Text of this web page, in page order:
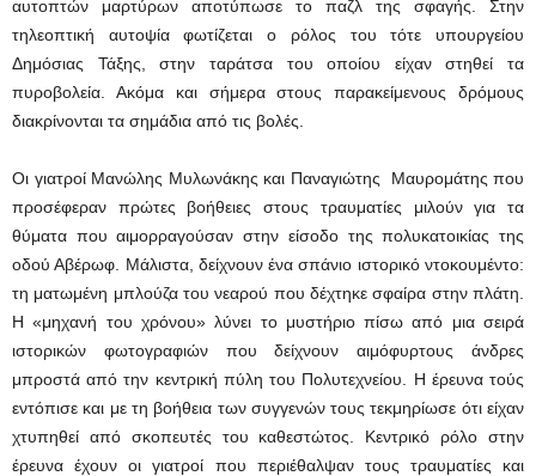
αυτοπτών μαρτύρων αποτύπωσε το παζλ της σφαγής. Στην
τηλεοπτική αυτοψία φωτίζεται ο ρόλος του τότε υπουργείου
Δημόσιας Τάξης, στην ταράτσα του οποίου είχαν στηθεί τα
πυροβολεία. Ακόμα και σήμερα στους παρακείμενους δρόμους
διακρίνονται τα σημάδια από τις βολές.
Οι γιατροί Μανώλης Μυλωνάκης και Παναγιώτης Μαυρομάτης που
προσέφεραν πρώτες βοήθειες στους τραυματίες μιλούν για τα
θύματα που αιμορραγούσαν στην είσοδο της πολυκατοικίας της
οδού Αβέρωφ. Μάλιστα, δείχνουν ένα σπάνιο ιστορικό ντοκουμέντο:
τη ματωμένη μπλούζα του νεαρού που δέχτηκε σφαίρα στην πλάτη.
Η «μηχανή του χρόνου» λύνει το μυστήριο πίσω από μια σειρά
ιστορικών φωτογραφιών που δείχνουν αιμόφυρτους άνδρες
μπροστά από την κεντρική πύλη του Πολυτεχνείου. Η έρευνα τούς
εντόπισε και με τη βοήθεια των συγγενών τους τεκμηρίωσε ότι είχαν
χτυπηθεί από σκοπευτές του καθεστώτος. Κεντρικό ρόλο στην
έρευνα έχουν οι γιατροί που περιέθαλψαν τους τραυματίες και